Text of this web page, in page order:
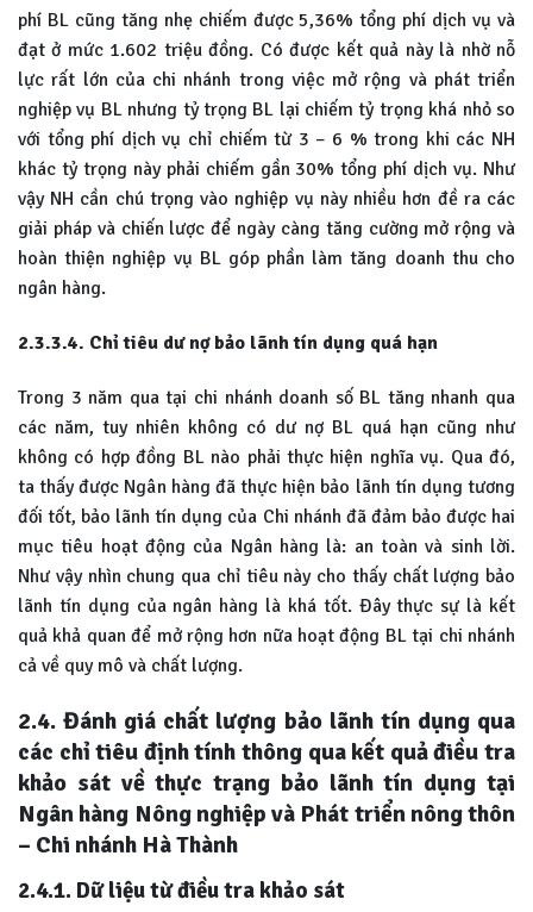
phí BL cũng tăng nhẹ chiếm được 5,36% tổng phí dịch vụ và
đạt ở mức 1.602 triệu đồng. Có được kết quả này là nhờ nỗ
lực rất lớn của chi nhánh trong việc mở rộng và phát triển
nghiệp vụ BL nhưng tỷ trọng BL lại chiếm tỷ trọng khá nhỏ so
với tổng phí dịch vụ chỉ chiếm từ 3 – 6 % trong khi các NH
khác tỷ trọng này phải chiếm gần 30% tổng phí dịch vụ. Như
vậy NH cần chú trọng vào nghiệp vụ này nhiều hơn đề ra các
giải pháp và chiến lược để ngày càng tăng cường mở rộng và
hoàn thiện nghiệp vụ BL góp phần làm tăng doanh thu cho
ngân hàng.
2.3.3.4. Chỉ tiêu dư nợ bảo lãnh tín dụng quá hạn
Trong 3 năm qua tại chi nhánh doanh số BL tăng nhanh qua
các năm, tuy nhiên không có dư nợ BL quá hạn cũng như
không có hợp đồng BL nào phải thực hiện nghĩa vụ. Qua đó,
ta thấy được Ngân hàng đã thực hiện bảo lãnh tín dụng tương
đối tốt, bảo lãnh tín dụng của Chi nhánh đã đảm bảo được hai
mục tiêu hoạt động của Ngân hàng là: an toàn và sinh lời.
Như vậy nhìn chung qua chỉ tiêu này cho thấy chất lượng bảo
lãnh tín dụng của ngân hàng là khá tốt. Đây thực sự là kết
quả khả quan để mở rộng hơn nữa hoạt động BL tại chi nhánh
cả về quy mô và chất lượng.
2.4. Đánh giá chất lượng bảo lãnh tín dụng qua
các chỉ tiêu định tính thông qua kết quả điều tra
khảo sát về thực trạng bảo lãnh tín dụng tại
Ngân hàng Nông nghiệp và Phát triển nông thôn
– Chi nhánh Hà Thành
2.4.1. Dữ liệu từ điều tra khảo sát